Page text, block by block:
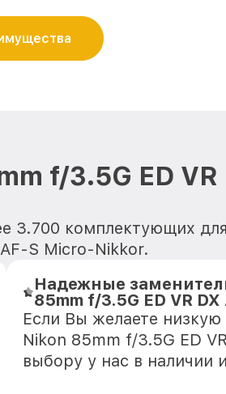
f/3.5G ED
3.700 комплектующих
S Micro-Nikkor.
Надежные
85mm f/3.5G ED VR
Если Вы желаете
Nikon 85mm f/3.5G ED
выбору у нас в наличии